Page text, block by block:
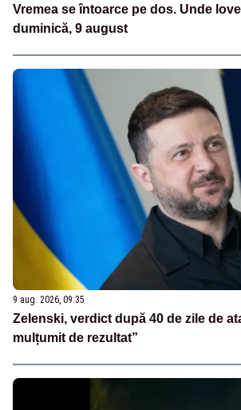
Vremea se întoarce pe dos. Unde
duminică, 9 august
9 aug. 2026, 09:35
Zelenski, verdict după 40 de zile de
mulțumit de rezultat”